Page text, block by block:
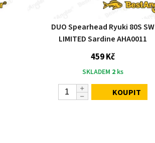
DUO Spearhead Ryuki 80S SW
LIMITED Sardine AHA0011
459 Kč
SKLADEM 2 ks
KOUPIT